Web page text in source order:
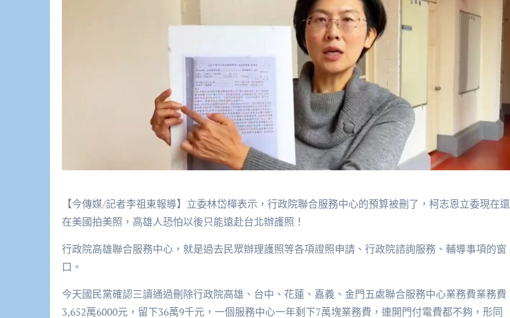
【今傳媒/記者李祖東報導】立委林岱樺表示，行政院聯合服務中心的預算被刪了，柯志恩立委現在還
在美國拍美照，高雄人恐怕以後只能遠赴台北辦護照！
行政院高雄聯合服務中心，就是過去民眾辦理護照等各項證照申請、行政院諮詢服務、輔導事項的窗
口。
今天國民黨確認三讀通過刪除行政院高雄、台中、花蓮、嘉義、金門五處聯合服務中心業務費業務費
3,652萬6000元，留下36萬9千元，一個服務中心一年剩下7萬塊業務費，連開門付電費都不夠，形同